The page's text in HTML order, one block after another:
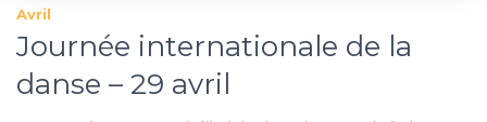
Avril
Journée internationale de la
danse – 29 avril